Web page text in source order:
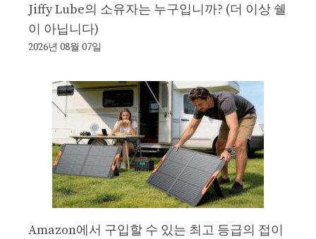
Jiffy Lube의 소유자는 누구입니까? (더 이상 쉘
이 아닙니다)
2026년 08월 07일
Amazon에서 구입할 수 있는 최고 등급의 접이